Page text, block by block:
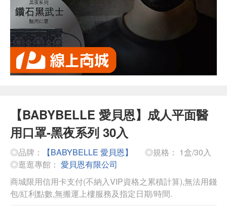
【BABYBELLE 愛貝恩】成人平面醫
用口罩-黑夜系列 30入
◎品牌： 【BABYBELLE 愛貝恩】
◎規格： 1盒/30入
◎逛逛專館： 愛貝恩有限公司
商城限用信用卡支付(不納入VIP資格之累積計算),無法用錢
包/紅利點數,無搬運上樓服務及指定日期/時間.